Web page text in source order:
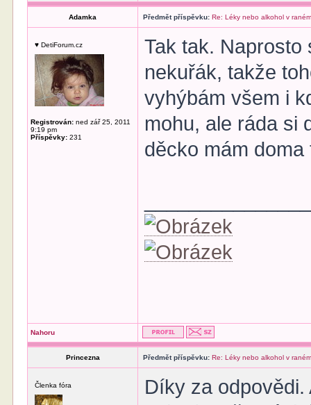
Adamka Předmět příspěvku: Re: Léky nebo alkohol v
♥ DetiForum.cz
Registrován: ned zář 25, 2011
9:19 pm
Příspěvky: 231
Tak tak. Naprosto
nekuřák, takže
vyhýbám všem i
mohu, ale ráda si
děcko mám
Nahoru
Princezna Předmět příspěvku: Re: Léky nebo alkohol v
Členka fóra
Díky za